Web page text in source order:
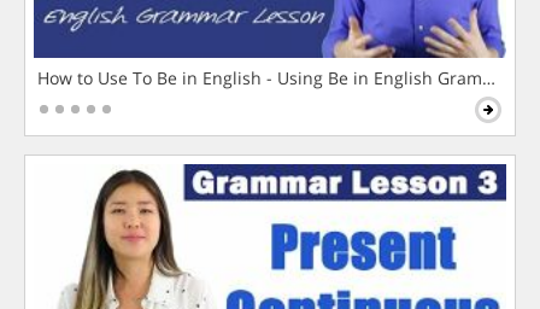
How to Use To Be in English - Using Be in English Grammar